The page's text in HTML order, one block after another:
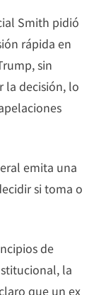
Smith pidió
rápida en
sin
la decisión, lo
emita una
si toma o
de
la
que un ex